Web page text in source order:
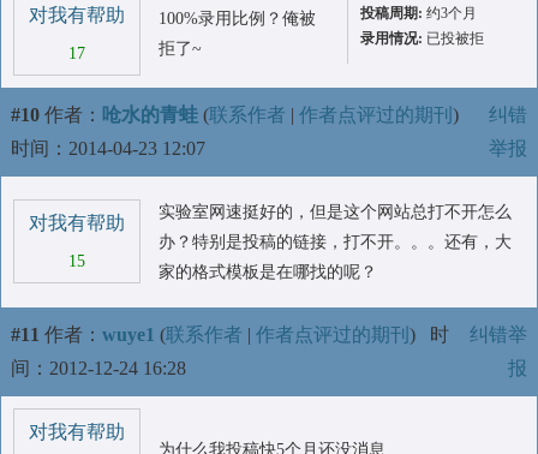
对我有帮助
17
100%录用比例？俺被
拒了~
投稿周期: 约3个月
录用情况: 已投被拒
#10 作者： 呛水的青蛙 (联系作者 | 作者点评过的期刊 )
时间：2014-04-23 12:07
纠错
举报
对我有帮助
15
实验室网速挺好的，但是这个网站总打不开怎么
办？特别是投稿的链接，打不开。。。还有，大
家的格式模板是在哪找的呢？
#11 作者： wuye1 (联系作者 | 作者点评过的期刊 ) 时
间：2012-12-24 16:28
纠错举
报
对我有帮助
为什么我投稿快5个月还没消息